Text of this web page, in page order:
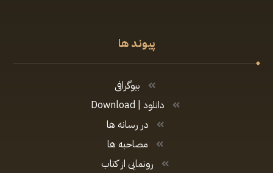
پیوند ها
بیوگرافی
دانلود | Download
در رسانه ها
مصاحبه ها
رونمایی از کتاب